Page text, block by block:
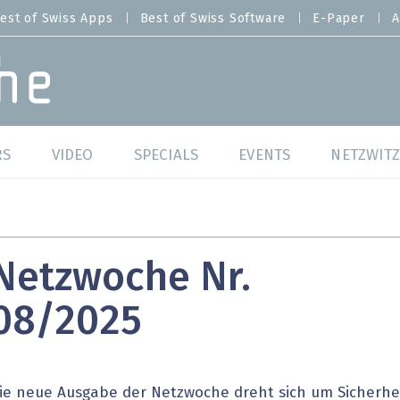
of Swiss Apps Best of Swiss Software E-Paper
Swiss Software
Hana
VIDEO SPECIALS
Cybersecurity
EVENTS
Best of Swiss
Nr.
2025
neue Ausgabe der Netzwoche dreht sich um